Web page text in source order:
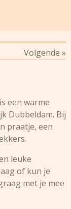
Volgende »
een warme
Dubbeldam. Bij
praatje, een
leuke
of kun je
met je mee